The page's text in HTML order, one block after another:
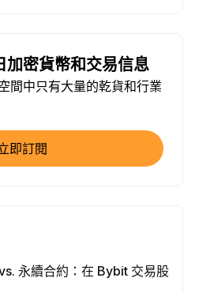
加密貨幣和交易信息
間中只有大量的乾貨和行業
即訂閱
永續合約：在 Bybit 交易股